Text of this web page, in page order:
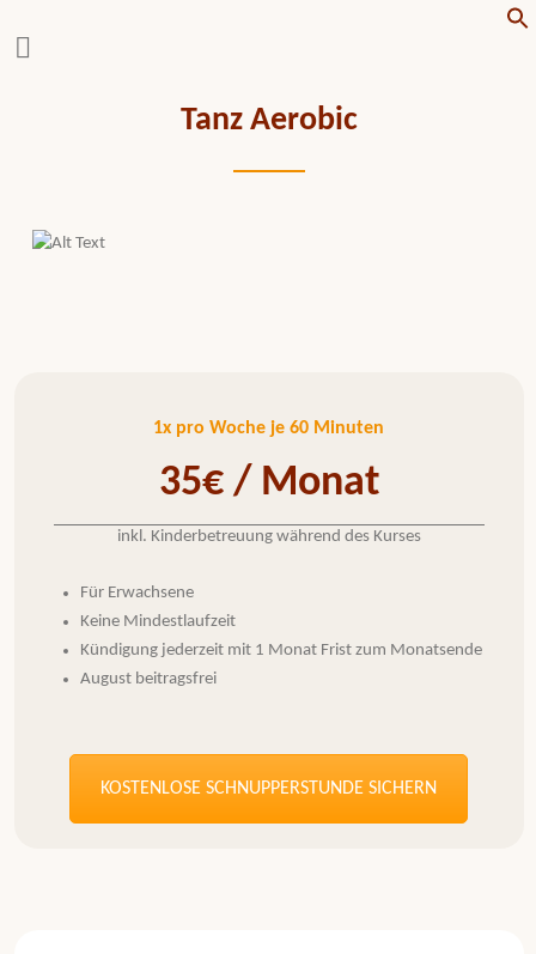
Tanz Aerobic
1x pro Woche je 60 Minuten
35€ / Monat
inkl. Kinderbetreuung während des Kurses
Für Erwachsene
Keine Mindestlaufzeit
Kündigung jederzeit mit 1 Monat Frist zum Monatsende
August beitragsfrei
KOSTENLOSE SCHNUPPERSTUNDE SICHERN